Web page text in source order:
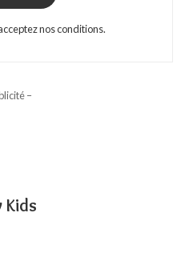
nos conditions.
–
Kids